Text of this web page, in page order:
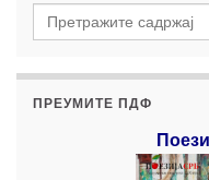
ПРЕУМИТЕ ПДФ